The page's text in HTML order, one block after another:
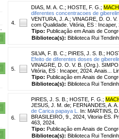
4.
DIAS, M. A. C. ; HOSTE, F. G. ;
diferentes concentracoes de
VENTURA, J. A.; VINAGRE, D. O.
com Qualidade. Vitória, ES :
Tipo: Publicação em Anais de
Biblioteca(s): Biblioteca Rui
5.
SILVA, F. B. C. ; PIRES, J. S. B. ;
Efeito de diferentes doses de
VINAGRE, D. O. V. B. (Org.).
Vitória, ES : Incaper, 2024. Anais...
Tipo: Publicação em Anais de
Biblioteca(s): Biblioteca Rui
6.
PIRES, J. S. B. ; HOSTE, F. G. ;
JESUS, J. M. de; FERNANDES, A. A.
de Carica papaya L.
In: MARTINS,
BRASILEIRO, 9., 2024, Vitoria-ES.
463, 2024.
Tipo: Publicação em Anais de
Biblioteca(s): Biblioteca Rui